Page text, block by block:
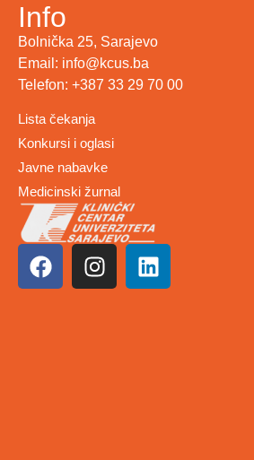
Info
Bolnička 25, Sarajevo
Email: info@kcus.ba
Telefon: +387 33 29 70 00
Lista čekanja
Konkursi i oglasi
Javne nabavke
Medicinski žurnal